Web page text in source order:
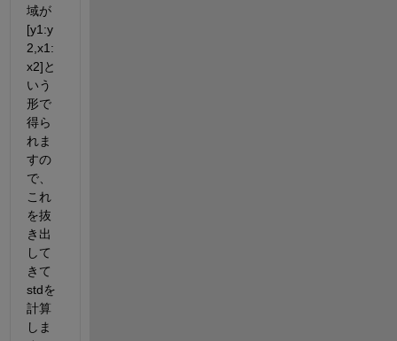
域が
[y1:y
2,x1:
x2]と
いう
形で
得ら
れま
すの
で、
これ
を抜
き出
して
きて
stdを
計算
しま